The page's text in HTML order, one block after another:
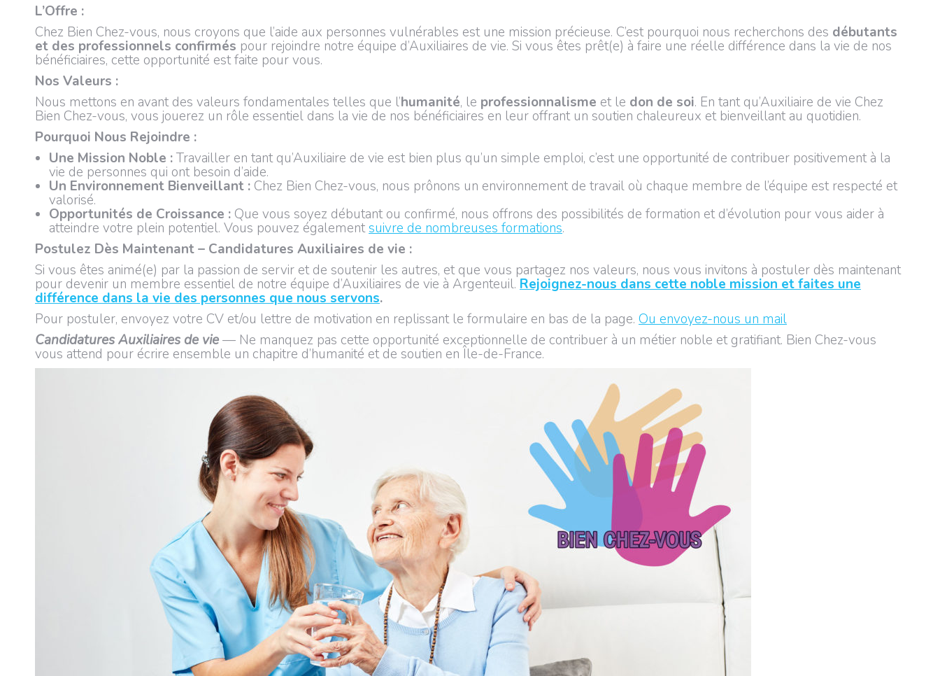
L’Offre :
Chez Bien Chez-vous, nous croyons que l’aide aux personnes vulnérables est une mission précieuse. C’est pourquoi nous recherchons des débutants
et des professionnels confirmés pour rejoindre notre équipe d’Auxiliaires de vie. Si vous êtes prêt(e) à faire une réelle différence dans la vie de nos
bénéficiaires, cette opportunité est faite pour vous.
Nos Valeurs :
Nous mettons en avant des valeurs fondamentales telles que l’humanité, le professionnalisme et le don de soi. En tant qu’Auxiliaire de vie Chez
Bien Chez-vous, vous jouerez un rôle essentiel dans la vie de nos bénéficiaires en leur offrant un soutien chaleureux et bienveillant au quotidien.
Pourquoi Nous Rejoindre :
Une Mission Noble :Travailler en tant qu’Auxiliaire de vie est bien plus qu’un simple emploi, c’est une opportunité de contribuer positivement à la
vie de personnes qui ont besoin d’aide.
Un Environnement Bienveillant : Chez Bien Chez-vous, nous prônons un environnement de travail où chaque membre de l’équipe est respecté et
valorisé.
Opportunités de Croissance : Que vous soyez débutant ou confirmé, nous offrons des possibilités de formation et d’évolution pour vous aider à
atteindre votre plein potentiel. Vous pouvez égalementsuivre de nombreuses formations.
Postulez Dès Maintenant – Candidatures Auxiliaires de vie :
Si vous êtes animé(e) par la passion de servir et de soutenir les autres, et que vous partagez nos valeurs, nous vous invitons à postuler dès maintenant
pour devenir un membre essentiel de notre équipe d’Auxiliaires de vie à Argenteuil. Rejoignez-nous dans cette noble mission et faites une
différence dans la vie des personnes que nous servons.
Pour postuler, envoyez votre CV et/ou lettre de motivation en replissant le formulaire en bas de la page. Ou envoyez-nous un mail
Candidatures Auxiliaires de vie— Ne manquez pas cette opportunité exceptionnelle de contribuer à un métier noble et gratifiant. Bien Chez-vous
vous attend pour écrire ensemble un chapitre d’humanité et de soutien en Île-de-France.